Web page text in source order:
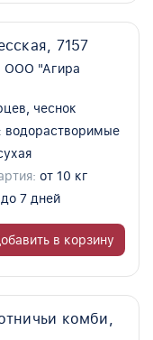
7157
ООО "Агира
чеснок
водорастворимые
от 10 кг
до 7 дней
в корзину
комби,